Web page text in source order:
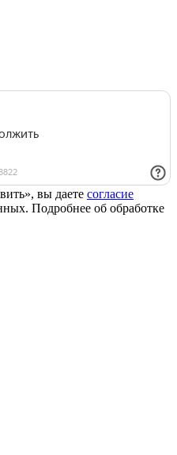
вы даете согласие
Подробнее об обработке